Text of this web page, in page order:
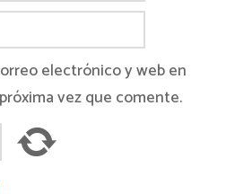
electrónico y web en
vez que comente.